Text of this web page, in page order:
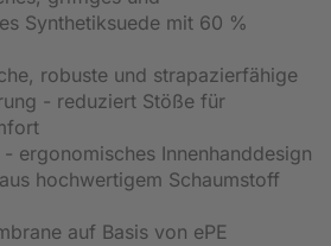
Synthetiksuede mit 60 %
robuste und strapazierfähige
- reduziert Stöße für
ergonomisches Innenhanddesign
hochwertigem Schaumstoff
auf Basis von ePE